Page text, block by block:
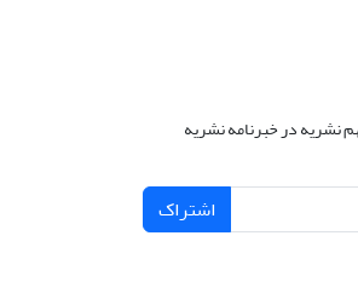
نشریه در خبرنامه نشریه
اشتراک